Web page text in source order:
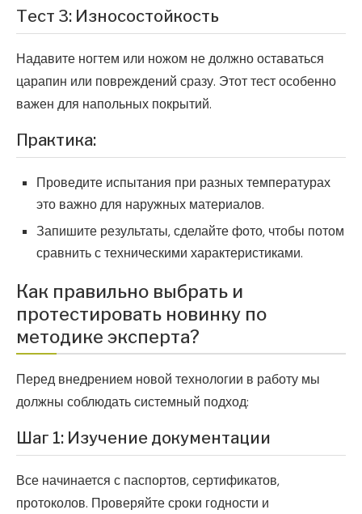
Тест 3: Износостойкость
Надавите ногтем или ножом не должно оставаться
царапин или повреждений сразу. Этот тест особенно
важен для напольных покрытий.
Практика:
Проведите испытания при разных температурах
это важно для наружных материалов.
Запишите результаты, сделайте фото, чтобы потом
сравнить с техническими характеристиками.
Как правильно выбрать и
протестировать новинку по
методике эксперта?
Перед внедрением новой технологии в работу мы
должны соблюдать системный подход:
Шаг 1: Изучение документации
Все начинается с паспортов, сертификатов,
протоколов. Проверяйте сроки годности и